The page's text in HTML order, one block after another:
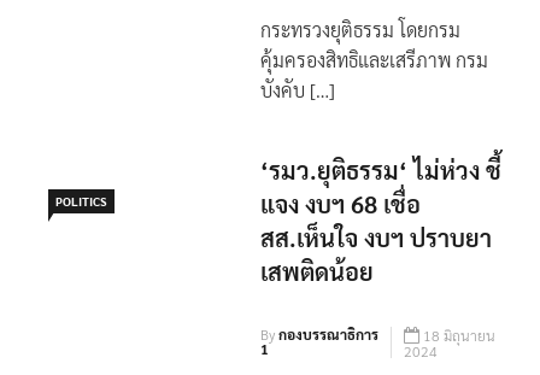
กระทรวงยุติธรรม โดยกรม
คุ้มครองสิทธิและเสรีภาพ กรม
บังคับ […]
POLITICS
‘รมว.ยุติธรรม‘ ไม่ห่วง ชี้
แจง งบฯ 68 เชื่อ
สส.เห็นใจ งบฯ ปราบยา
เสพติดน้อย
Byกองบรรณาธิการ
1
18 มิถุนายน
2024